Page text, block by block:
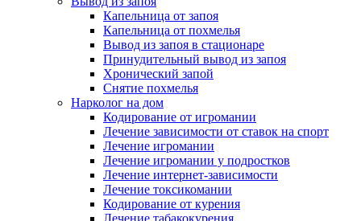
Капельница от запоя
Капельница от похмелья
Вывод из запоя в стационаре
Принудительный вывод из запоя
Хронический запой
Снятие похмелья
Нарколог на дом
Кодирование от игромании
Лечение зависимости от ставок на спорт
Лечение игромании
Лечение игромании у подростков
Лечение интернет-зависимости
Лечение токсикомании
Кодирование от курения
Лечение табакокурения